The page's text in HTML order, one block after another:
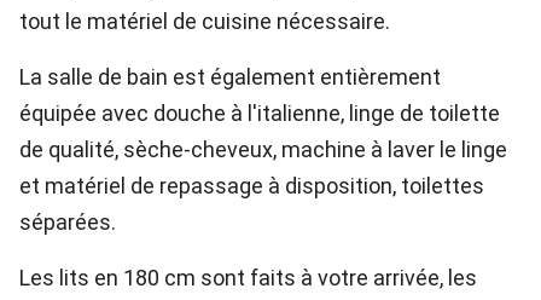
tout le matériel de cuisine nécessaire.
La salle de bain est également entièrement
équipée avec douche à l'italienne, linge de toilette
de qualité, sèche-cheveux, machine à laver le linge
et matériel de repassage à disposition, toilettes
séparées.
Les lits en 180 cm sont faits à votre arrivée, les